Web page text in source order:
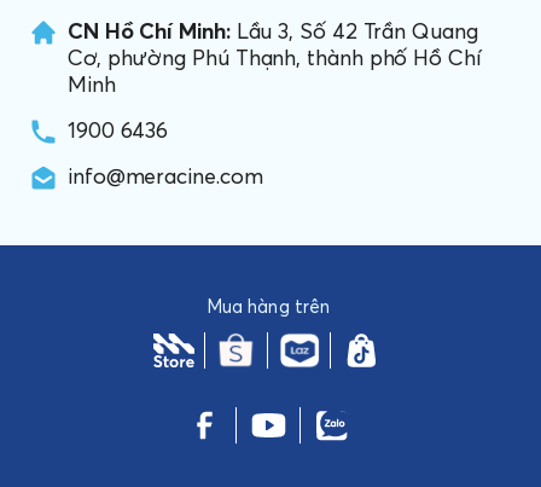
CN Hồ Chí Minh:Lầu 3, Số 42 Trần Quang
Cơ, phường Phú Thạnh, thành phố Hồ Chí
Minh
1900 6436
info@meracine.com
Mua hàng trên